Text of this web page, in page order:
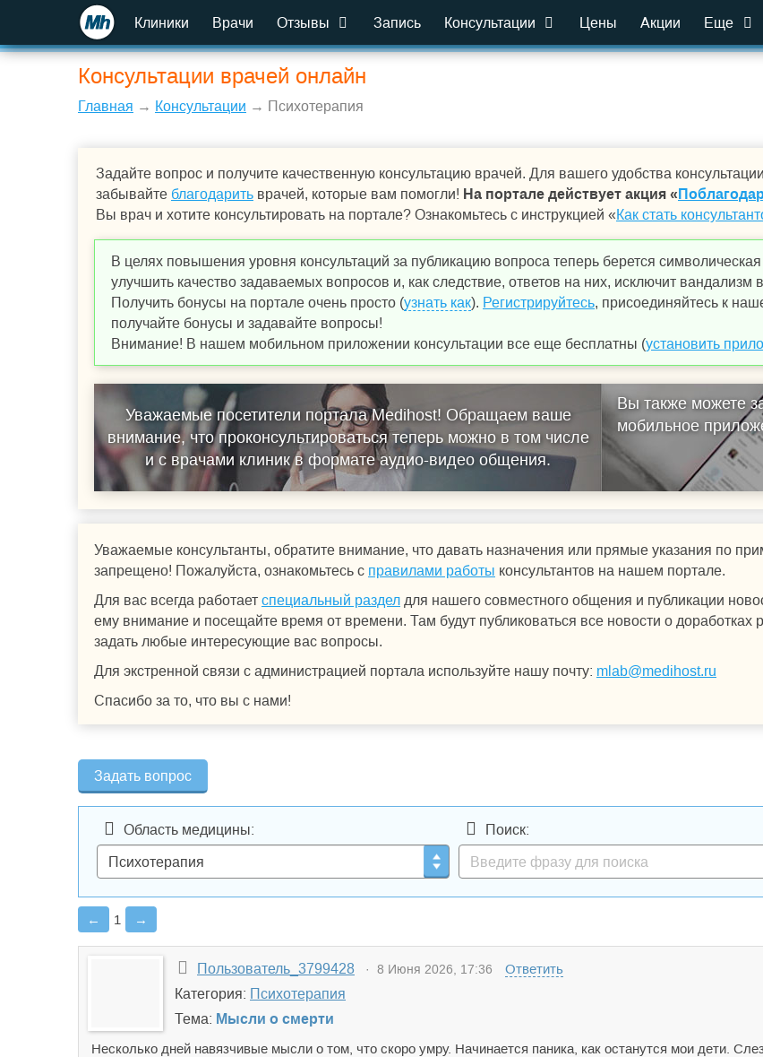
Клиники Врачи Отзывы Запись Консультации Цены Акции Еще
Консультации врачей онлайн
Главная → Консультации → Психотерапия
Задайте вопрос и получите качественную консультацию врачей. Для вашего удобства
забывайте благодарить врачей, которые вам помогли! На портале действует акция «
Вы врач и хотите консультировать на портале? Ознакомьтесь с инструкцией «Как стать
В целях повышения уровня консультаций за публикацию вопроса теперь берется
улучшить качество задаваемых вопросов и, как следствие, ответов на них, исключит вандализм
Получить бонусы на портале очень просто (узнать как). Регистрируйтесь, присоединяйтесь к
получайте бонусы и задавайте вопросы!
Внимание! В нашем мобильном приложении консультации все еще бесплатны (установить
Уважаемые посетители портала Medihost! Обращаем ваше
внимание, что проконсультироваться теперь можно в том числе
и с врачами клиник в формате аудио-видео общения.
Вы также можете
мобильное
Уважаемые консультанты, обратите внимание, что давать назначения или прямые указания по
запрещено! Пожалуйста, ознакомьтесь с правилами работы консультантов на нашем портале.
Для вас всегда работает специальный раздел для нашего совместного общения и публикации
ему внимание и посещайте время от времени. Там будут публиковаться все новости о
задать любые интересующие вас вопросы.
Для экстренной связи с администрацией портала используйте нашу почту: mlab@medihost.ru
Спасибо за то, что вы с нами!
Задать вопрос
Область медицины: Поиск:
← 1 →
Пользователь_3799428 · 8 Июня 2026, 17:36 Ответить
Категория: Психотерапия
Тема: Мысли о смерти
Несколько дней навязчивые мысли о том, что скоро умру. Начинается паника, как останутся мои дети.